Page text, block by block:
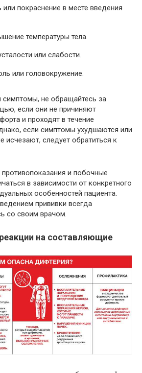
или покраснение в месте введения
температуры тела.
или слабости.
или головокружение.
симптомы, не обращайтесь за
если они не причиняют
и проходят в течение
если симптомы ухудшаются или
исчезают, следует обратиться к
и побочные
в зависимости от конкретного
особенностей пациента.
прививки всегда
со своим врачом.
на составляющие